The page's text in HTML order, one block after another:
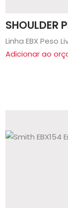
SHOULDER
Linha EBX Peso
Adicionar ao